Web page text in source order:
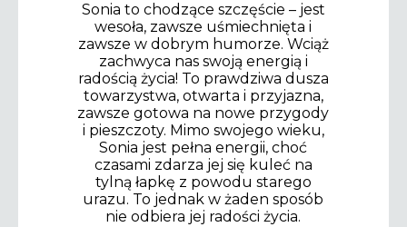
Sonia to chodzące szczęście – jest
wesoła, zawsze uśmiechnięta i
zawsze w dobrym humorze. Wciąż
zachwyca nas swoją energią i
radością życia! To prawdziwa dusza
towarzystwa, otwarta i przyjazna,
zawsze gotowa na nowe przygody
i pieszczoty. Mimo swojego wieku,
Sonia jest pełna energii, choć
czasami zdarza jej się kuleć na
tylną łapkę z powodu starego
urazu. To jednak w żaden sposób
nie odbiera jej radości życia.